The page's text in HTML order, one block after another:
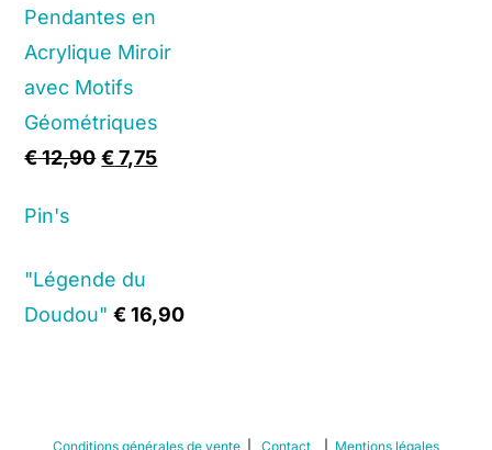
Pendantes en
Acrylique Miroir
avec Motifs
Géométriques
€12,90 Original
€7,75Current
Pin's
"Légende du
Doudou" €16,90
Conditions générales de vente Contact Mentions légales